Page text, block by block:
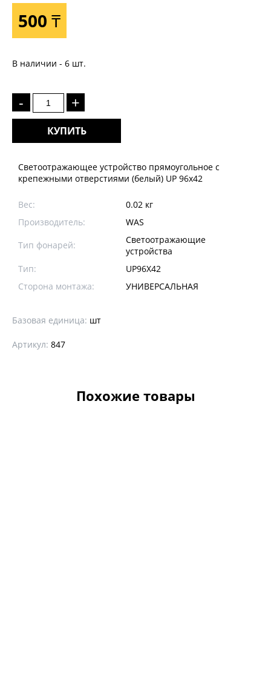
500 ₸
В наличии - 6 шт.
- +
КУПИТЬ
Светоотражающее устройство прямоугольное с
крепежными отверстиями (белый) UP 96x42
Вес:
0.02 кг
Производитель:
WAS
Тип фонарей:
Светоотражающие
устройства
Тип:
UP96X42
Сторона монтажа:
УНИВЕРСАЛЬНАЯ
Базовая единица: шт
Артикул: 847
Похожие товары